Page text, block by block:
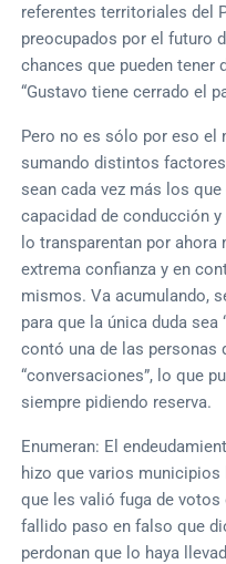
referentes territoriales del
preocupados por el futuro
chances que pueden tener
“Gustavo tiene cerrado el
Pero no es sólo por eso el
sumando distintos
sean cada vez más los
capacidad de conducción
lo transparentan por
extrema confianza y en
mismos. Va acumulando,
para que la única duda sea
contó una de las personas
“conversaciones”, lo que
siempre pidiendo reserva.
Enumeran: El
hizo que varios
que les valió fuga de
fallido paso en falso que
perdonan que lo haya